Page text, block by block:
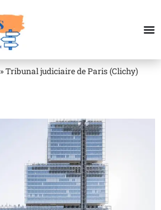
»Tribunal judiciaire de Paris (Clichy)